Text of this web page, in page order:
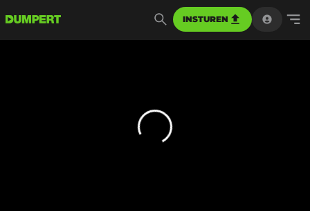
INSTUREN